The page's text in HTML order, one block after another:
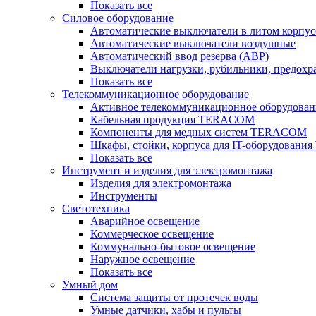
Показать все
Силовое оборудование
Автоматические выключатели в литом
Автоматические выключатели воздушные
Автоматический ввод резерва (АВР)
Выключатели нагрузки, рубильники,
Показать все
Телекоммуникационное оборудование
Активное телекоммуникационное
Кабельная продукция TERACOM
Компоненты для медных систем TERACOM
Шкафы, стойки, корпуса для IT-
Показать все
Инструмент и изделия для электромонтажа
Изделия для электромонтажа
Инструменты
Светотехника
Аварийное освещение
Коммерческое освещение
Коммунально-бытовое освещение
Наружное освещение
Показать все
Умный дом
Система защиты от протечек воды
Умные датчики, хабы и пульты